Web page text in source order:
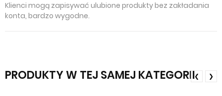
Klienci mogą zapisywać ulubione produkty bez zakładania
konta, bardzo wygodne.
PRODUKTY W TEJ SAMEJ KATEGORII❮ ❯